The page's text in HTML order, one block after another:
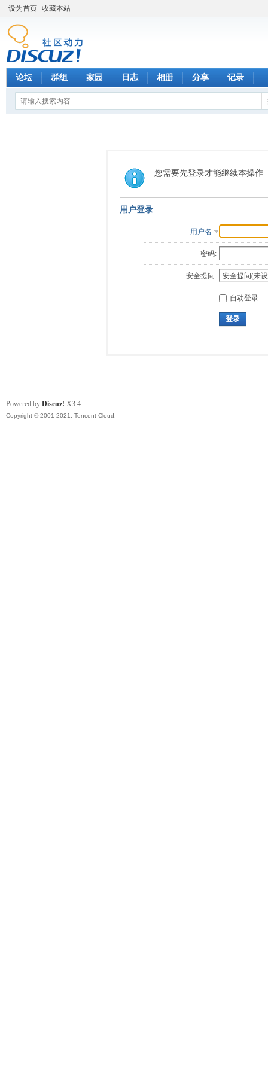
设为首页 收藏本站
论坛 群组 家园 日志 相册 分享 记录
您需要先登录才能继续本操作
用户登录
用户名
密码:
安全提问:
自动登录
登录
Powered by Discuz! X3.4
Copyright © 2001-2021, Tencent Cloud.